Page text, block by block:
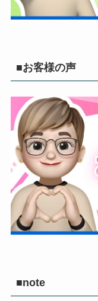
■お客様の声
■note